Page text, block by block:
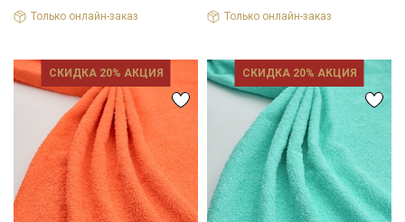
Только онлайн-заказ Только онлайн-заказ
СКИДКА 20% АКЦИЯ СКИДКА 20% АКЦИЯ